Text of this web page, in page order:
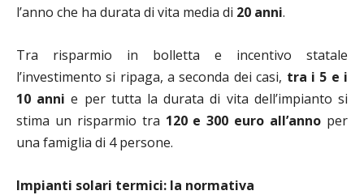
l’anno che ha durata di vita media di 20 anni.
Tra risparmio in bolletta e incentivo statale
l’investimento si ripaga, a seconda dei casi, tra i 5 e i
10 annie per tutta la durata di vita dell’impianto si
stima un risparmio tra 120 e 300 euro all’anno per
una famiglia di 4 persone.
Impianti solari termici: la normativa